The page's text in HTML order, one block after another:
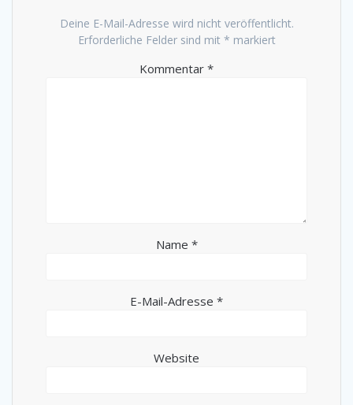
Deine E-Mail-Adresse wird nicht veröffentlicht.
Erforderliche Felder sind mit * markiert
Kommentar *
Name *
E-Mail-Adresse *
Website